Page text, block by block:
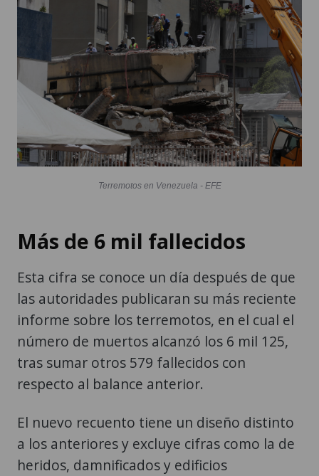
Terremotos en Venezuela - EFE
Más de 6 mil fallecidos
Esta cifra se conoce un día después de que
las autoridades publicaran su más reciente
informe sobre los terremotos, en el cual el
número de muertos alcanzó los 6 mil 125,
tras sumar otros 579 fallecidos con
respecto al balance anterior.
El nuevo recuento tiene un diseño distinto
a los anteriores y excluye cifras como la de
heridos, damnificados y edificios